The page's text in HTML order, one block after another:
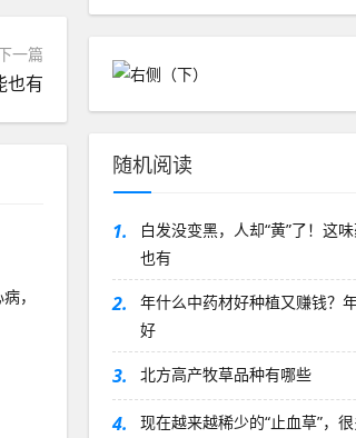
一篇
也有
，
随机阅读
1.
白发没变黑，人却“黄”了！这
也有
2.
年什么中药材好种植又赚钱？
好
3. 北方高产牧草品种有哪些
4.
现在越来越稀少的“止血草”，